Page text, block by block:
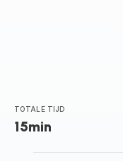
TOTALE TIJD
15min